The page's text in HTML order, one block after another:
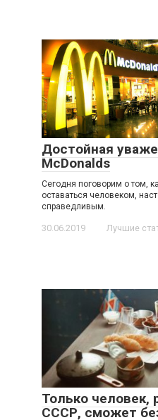
Достойная
McDonalds
Сегодня поговорим о том,
оставаться человеком,
справедливым.
30.06.2019
Лучшие
Только человек,
СССР, сможет